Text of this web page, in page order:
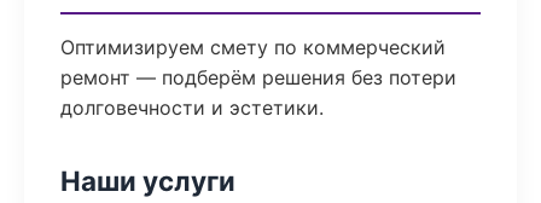
Оптимизируем смету по коммерческий
ремонт — подберём решения без потери
долговечности и эстетики.
Наши услуги